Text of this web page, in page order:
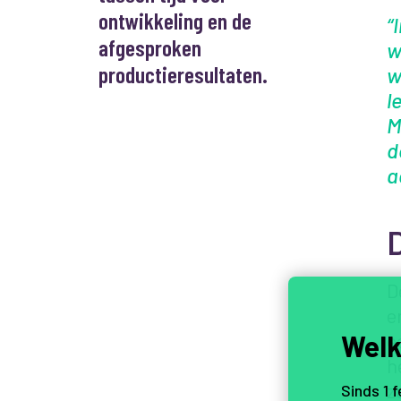
ontwikkeling en de
afgesproken
productieresultaten.
Sinds 1